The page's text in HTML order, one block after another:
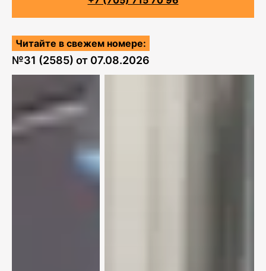
Читайте в свежем номере:
№31 (2585) от 07.08.2026